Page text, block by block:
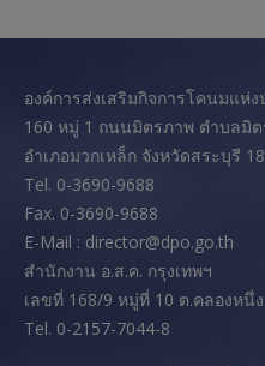
องค์การส่งเสริมกิจการโคนมแห่ง
160 หมู่ 1 ถนนมิตรภาพ ตำบลมิ
อำเภอมวกเหล็ก จังหวัดสระบุรี
Tel. 0-3690-9688
Fax. 0-3690-9688
E-Mail : director@dpo.go.th
สํานักงาน อ.ส.ค. กรุงเทพฯ
เลขที่ 168/9 หมู่ที่ 10 ต.คลองหนึ่
Tel. 0-2157-7044-8